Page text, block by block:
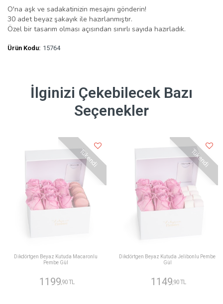
O'na aşk ve sadakatinizin mesajını gönderin!
30 adet beyaz şakayık ile hazırlanmıştır.
Özel bir tasarım olması açısından sınırlı sayıda hazırladık.
Ürün Kodu: 15764
İlginizi Çekebilecek Bazı
Seçenekler
Tükendi
Dikdörtgen Beyaz Kutuda Macaronlu
Pembe Gül
1199 ,90 TL
Tükendi
Dikdörtgen Beyaz Kutuda Jelibonlu Pembe
Gül
1149 ,90 TL